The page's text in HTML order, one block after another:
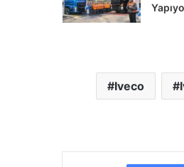
Iveco
Alman